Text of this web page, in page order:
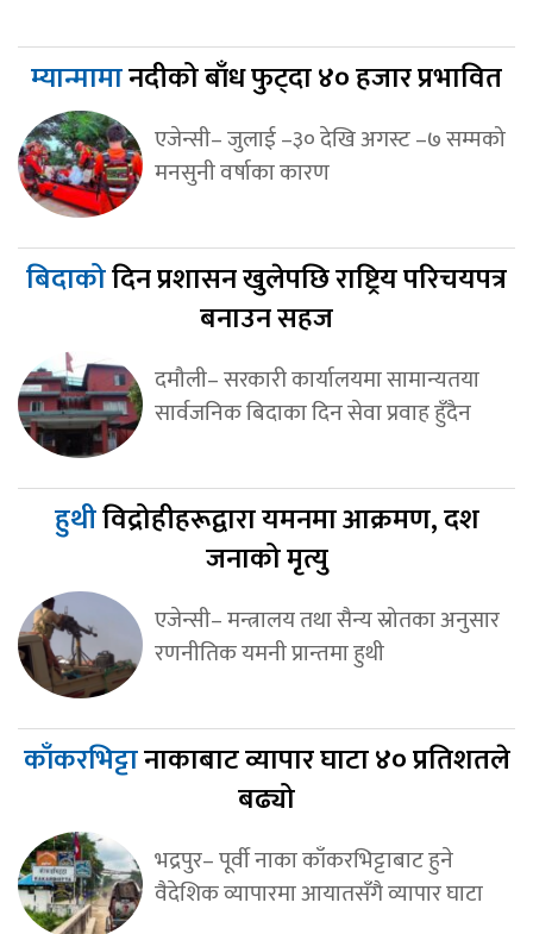
म्यान्मामानदीको बाँध फुट्दा ४० हजार प्रभावित
एजेन्सी– जुलाई –३० देखि अगस्ट –७ सम्मको
मनसुनी वर्षाका कारण
बिदाकोदिन प्रशासन खुलेपछि राष्ट्रिय परिचयपत्र
बनाउन सहज
दमौली– सरकारी कार्यालयमा सामान्यतया
सार्वजनिक बिदाका दिन सेवा प्रवाह हुँदैन
हुथीविद्रोहीहरूद्वारा यमनमा आक्रमण, दश
जनाको मृत्यु
एजेन्सी– मन्त्रालय तथा सैन्य स्रोतका अनुसार
रणनीतिक यमनी प्रान्तमा हुथी
काँकरभिट्टानाकाबाट व्यापार घाटा ४० प्रतिशतले
बढ्यो
भद्रपुर– पूर्वी नाका काँकरभिट्टाबाट हुने
वैदेशिक व्यापारमा आयातसँगै व्यापार घाटा